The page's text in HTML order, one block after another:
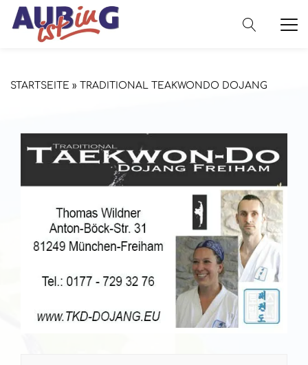
STARTSEITE » TRADITIONAL TEAKWONDO DOJANG